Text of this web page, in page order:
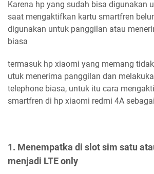
Karena hp yang sudah bisa digunakan
saat mengaktifkan kartu smartfren
digunakan untuk panggilan atau
biasa
termasuk hp xiaomi yang memang
utuk menerima panggilan dan
telephone biasa, untuk itu cara
smartfren di hp xiaomi redmi 4A
1. Menempatka di slot sim satu
menjadi LTE only